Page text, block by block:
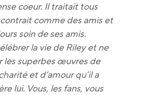
coeur. Il traitait tous
comme des amis et
soin de ses amis.
la vie de Riley et ne
les superbes œuvres de
et d’amour qu’il a
lui. Vous, les fans, vous